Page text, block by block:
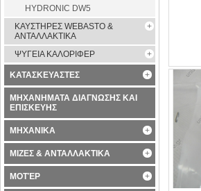
HYDRONIC DW5
ΚΑΥΣΤΗΡΕΣ WEBASTO &
ΑΝΤΑΛΛΑΚΤΙΚΑ
ΨΥΓΕΙΑ ΚΑΛΟΡΙΦΕΡ
ΚΑΤΑΣΚΕΥΑΣΤΕΣ
ΜΗΧΑΝΗΜΑΤΑ ΔΙΑΓΝΩΣΗΣ ΚΑΙ
ΕΠΙΣΚΕΥΗΣ
ΜΗΧΑΝΙΚΑ
ΜΙΖΕΣ & ΑΝΤΑΛΛΑΚΤΙΚΑ
ΜΟΤΈΡ